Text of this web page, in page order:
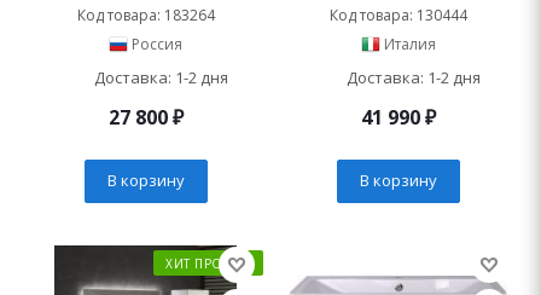
Код товара: 183264
Россия
Доставка: 1-2 дня
27 800₽
В корзину
Код товара: 130444
Италия
Доставка: 1-2 дня
41 990₽
В корзину
ХИТ ПРОДАЖ